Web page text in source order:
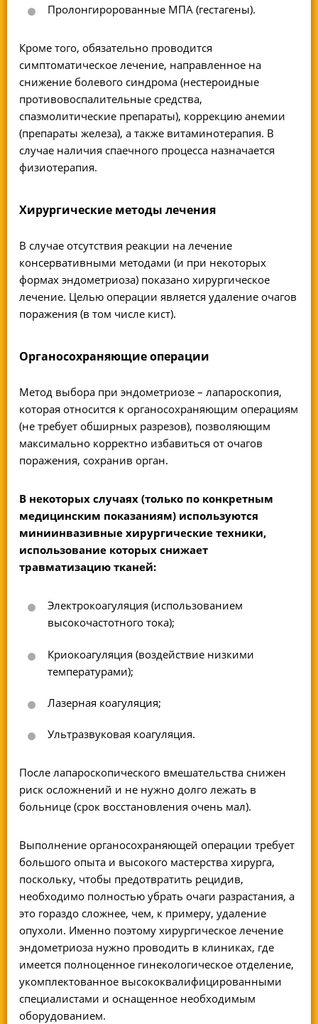
Пролонгиророванные МПА (гестагены).
Кроме того, обязательно проводится
симптоматическое лечение, направленное на
снижение болевого синдрома (нестероидные
противовоспалительные средства,
спазмолитические препараты), коррекцию анемии
(препараты железа), а также витаминотерапия. В
случае наличия спаечного процесса назначается
физиотерапия.
Хирургические методы лечения
В случае отсутствия реакции на лечение
консервативными методами (и при некоторых
формах эндометриоза) показано хирургическое
лечение. Целью операции является удаление очагов
поражения (в том числе кист).
Органосохраняющие операции
Метод выбора при эндометриозе – лапароскопия,
которая относится к органосохраняющим операциям
(не требует обширных разрезов), позволяющим
максимально корректно избавиться от очагов
поражения, сохранив орган.
В некоторых случаях (только по конкретным
медицинским показаниям) используются
миниинвазивные хирургические техники,
использование которых снижает
травматизацию тканей:
Электрокоагуляция (использованием
высокочастотного тока);
Криокоагуляция (воздействие низкими
температурами);
Лазерная коагуляция;
Ультразвуковая коагуляция.
После лапароскопического вмешательства снижен
риск осложнений и не нужно долго лежать в
больнице (срок восстановления очень мал).
Выполнение органосохраняющей операции требует
большого опыта и высокого мастерства хирурга,
поскольку, чтобы предотвратить рецидив,
необходимо полностью убрать очаги разрастания, а
это гораздо сложнее, чем, к примеру, удаление
опухоли. Именно поэтому хирургическое лечение
эндометриоза нужно проводить в клиниках, где
имеется полноценное гинекологическое отделение,
укомплектованное высококвалифицированными
специалистами и оснащенное необходимым
оборудованием.